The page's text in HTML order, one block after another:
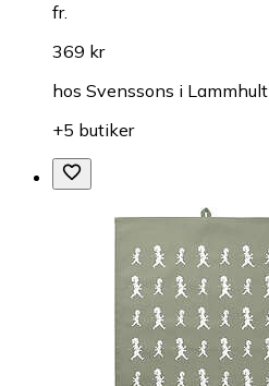
fr.
369 kr
hos Svenssons i Lammhult
+5 butiker